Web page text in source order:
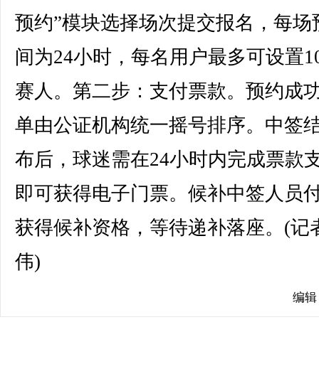
预约”模块选择场次提交报名，每场
间为24小时，每名用户最多可设置
赛人。第二步：支付票款。预约成
单由公证机构统一摇号排序。中签
布后，球迷需在24小时内完成票款
即可获得电子门票。候补中签人员
获得候补资格，等待递补落座。(记
伟)
编